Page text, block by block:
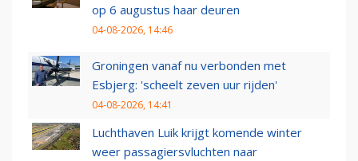
op 6 augustus haar deuren
04-08-2026, 14:46
Groningen vanaf nu verbonden met
Esbjerg: 'scheelt zeven uur rijden'
04-08-2026, 14:41
Luchthaven Luik krijgt komende winter
weer passagiersvluchten naar